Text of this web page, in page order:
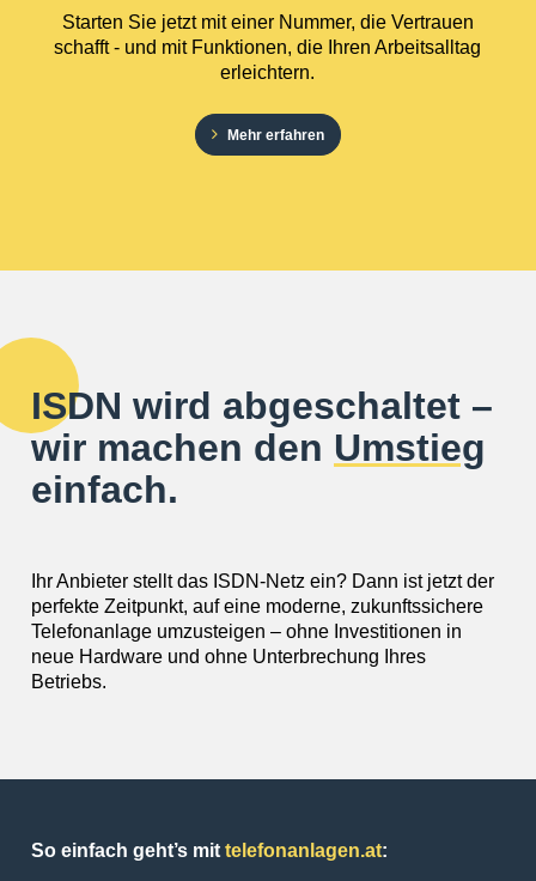
Starten Sie jetzt mit einer Nummer, die Vertrauen
schafft - und mit Funktionen, die Ihren Arbeitsalltag
erleichtern.
Mehr erfahren
ISDN wird abgeschaltet –
wir machen den Umstieg
einfach.
Ihr Anbieter stellt das ISDN-Netz ein? Dann ist jetzt der
perfekte Zeitpunkt, auf eine moderne, zukunftssichere
Telefonanlage umzusteigen – ohne Investitionen in
neue Hardware und ohne Unterbrechung Ihres
Betriebs.
So einfach geht’s mit telefonanlagen.at: